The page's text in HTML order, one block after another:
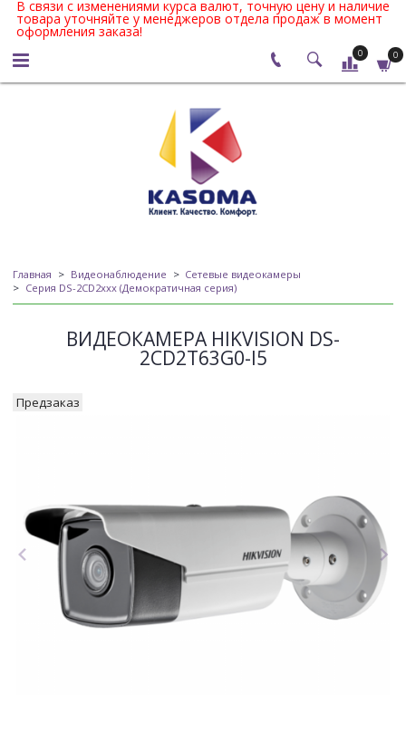
В связи с изменениями курса валют, точную цену и наличие
товара уточняйте у менеджеров отдела продаж в момент
оформления заказа!
0 0
Главная Видеонаблюдение
Сетевые видеокамеры
Серия DS-2CD2xxx (Демократичная серия)
ВИДЕОКАМЕРА HIKVISION DS-
2CD2T63G0-I5
Предзаказ